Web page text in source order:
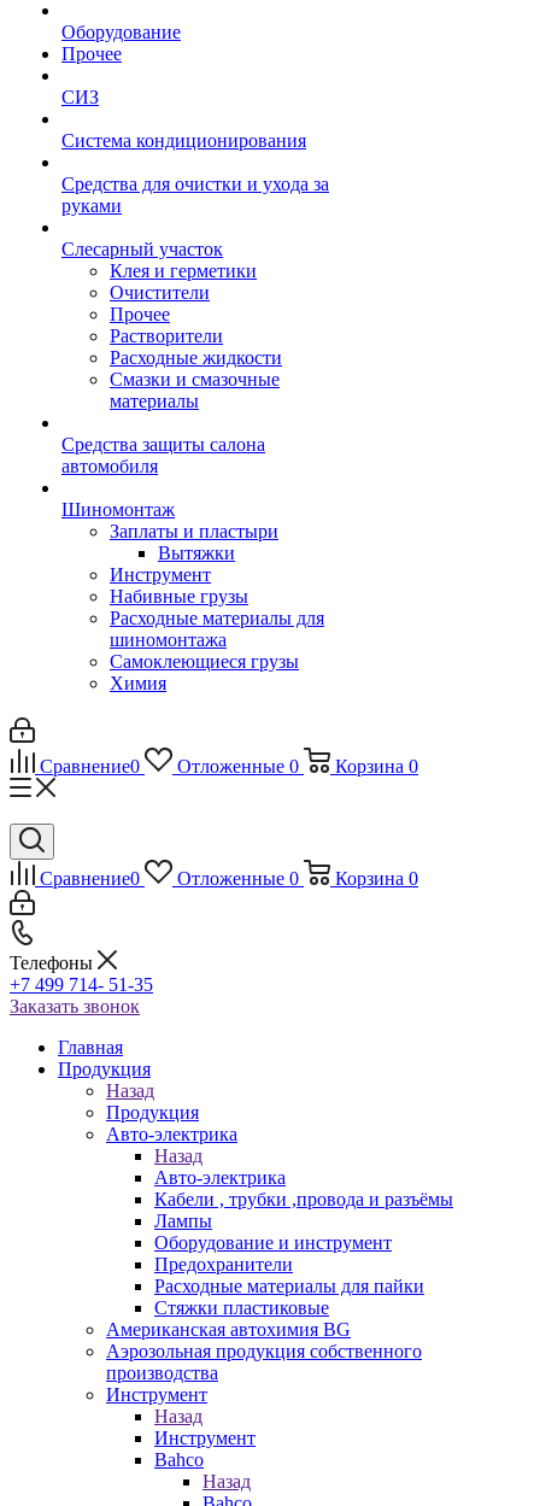
Оборудование
Прочее
СИЗ
Система кондиционирования
Средства для очистки и ухода за
руками
Слесарный участок
Клея и герметики
Очистители
Прочее
Растворители
Расходные жидкости
Смазки и смазочные
материалы
Средства защиты салона
автомобиля
Шиномонтаж
Заплаты и пластыри
Вытяжки
Инструмент
Набивные грузы
Расходные материалы для
шиномонтажа
Самоклеющиеся грузы
Химия
Сравнение0 Отложенные 0 Корзина 0
Сравнение0 Отложенные 0 Корзина 0
Телефоны
+7 499 714- 51-35
Заказать звонок
Главная
Продукция
Назад
Продукция
Авто-электрика
Назад
Авто-электрика
Кабели , трубки ,провода и разъёмы
Лампы
Оборудование и инструмент
Предохранители
Расходные материалы для пайки
Стяжки пластиковые
Американская автохимия BG
Аэрозольная продукция собственного
производства
Инструмент
Назад
Инструмент
Bahco
Назад